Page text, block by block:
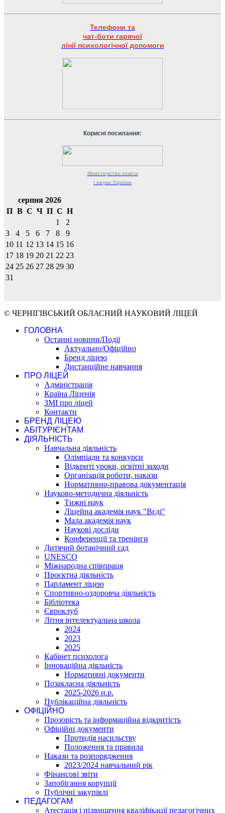
Телефони та
чат-боти гарячої
лінії психологічної допомоги
Корисні посилання:
Міністерство освіти
і науки України
серпня 2026
П В С Ч П С Н
1
2
3
4 5 6 7 8
9
10 11 12 13 14 15 16
17 18 19 20 21 22 23
24 25 26 27 28 29 30
31
© ЧЕРНІГІВСЬКИЙ ОБЛАСНИЙ НАУКОВИЙ ЛІЦЕЙ
ГОЛОВНА
Останні новини/Події
Актуально/Офіційно
Бренд ліцею
Дистанційне навчання
ПРО ЛІЦЕЙ
Адміністрація
Країна Ліценія
ЗМІ про ліцей
Контакти
БРЕНД ЛІЦЕЮ
АБІТУРІЄНТАМ
ДІЯЛЬНІСТЬ
Навчальна діяльність
Олімпіади та конкурси
Відкриті уроки, освітні заходи
Організація роботи, накази
Нормативно-правова документація
Науково-методична діяльність
Тижні наук
Ліцейна академія наук "Вєді"
Мала академія наук
Наукові досліди
Конференції та тренінги
Дитячий ботанічний сад
UNESCO
Міжнародна співпраця
Проєктна діяльність
Парламент ліцею
Спортивно-оздоровча діяльність
Бібліотека
Євроклуб
Літня інтелектуальна школа
2024
2023
2025
Кабінет психолога
Інноваційна діяльність
Нормативні документи
Позакласна діяльність
2025-2026 н.р.
Публікаційна діяльність
ОФІЦІЙНО
Прозорість та інформаційна відкритість
Офіційні документи
Протидія насильству
Положення та правила
Накази та розпорядження
2023/2024 навчальний рік
Фінансові звіти
Запобігання корупції
Публічні закупівлі
ПЕДАГОГАМ
Атестація і підвишення кваліфікації педагогічних